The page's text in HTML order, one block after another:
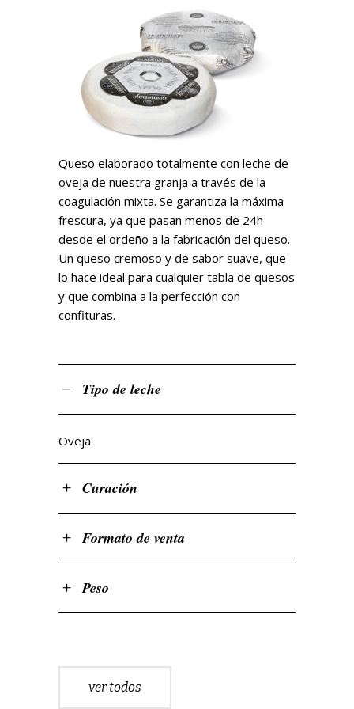
Queso elaborado totalmente con leche de
oveja de nuestra granja a través de la
coagulación mixta. Se garantiza la máxima
frescura, ya que pasan menos de 24h
desde el ordeño a la fabricación del queso.
Un queso cremoso y de sabor suave, que
lo hace ideal para cualquier tabla de quesos
y que combina a la perfección con
confituras.
Tipo de leche
Oveja
Curación
Formato de venta
Peso
ver todos